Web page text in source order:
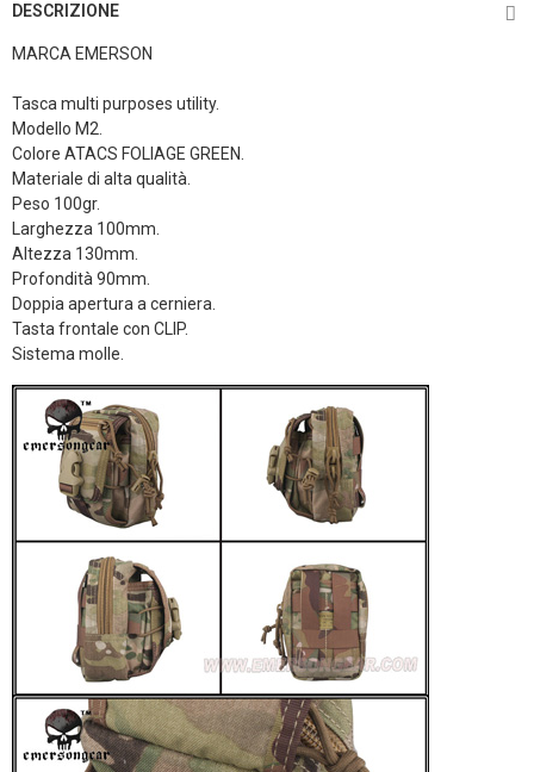
DESCRIZIONE
MARCA EMERSON
Tasca multi purposes utility.
Modello M2.
Colore ATACS FOLIAGE GREEN.
Materiale di alta qualità.
Peso 100gr.
Larghezza 100mm.
Altezza 130mm.
Profondità 90mm.
Doppia apertura a cerniera.
Tasta frontale con CLIP.
Sistema molle.